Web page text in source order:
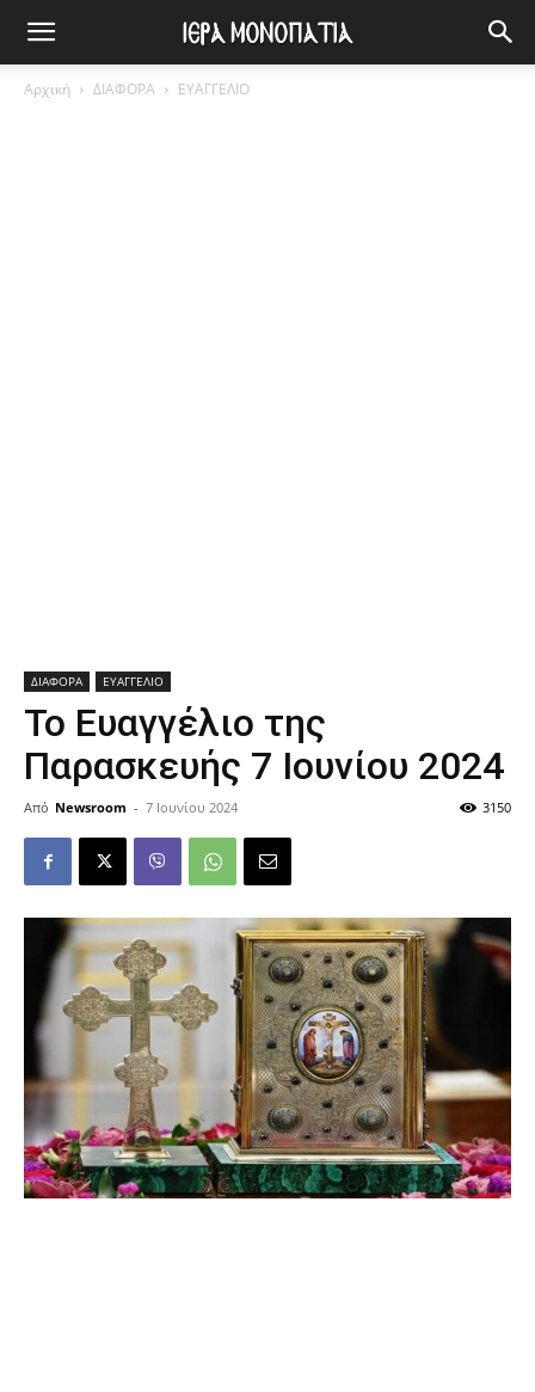
Αρχική ΔΙΑΦΟΡΑ ΕΥΑΓΓΕΛΙΟ
ΔΙΑΦΟΡΑ ΕΥΑΓΓΕΛΙΟ
Το Ευαγγέλιο της
Παρασκευής 7 Ιουνίου 2024
Από Newsroom - 7 Ιουνίου 2024 3150